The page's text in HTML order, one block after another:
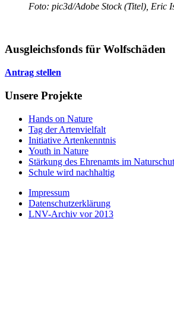
Foto: pic3d/Adobe Stock (Titel), Eric
Ausgleichsfonds für Wolfschäden
Antrag stellen
Unsere Projekte
Hands on Nature
Tag der Artenvielfalt
Initiative Artenkenntnis
Youth in Nature
Stärkung des Ehrenamts im
Schule wird nachhaltig
Impressum
Datenschutzerklärung
LNV-Archiv vor 2013